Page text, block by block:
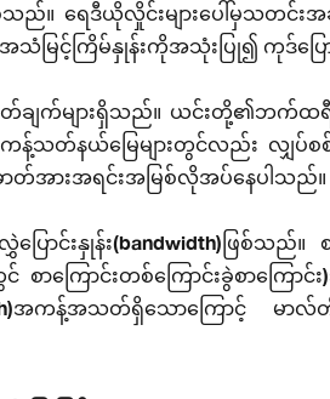
။ ရေဒီယိုလှိုင်းများပေါ်မှသတင်းအခ
ကြိမ်နှုန်းကိုအသုံးပြု၍ ကုဒ်ပြော
န့်သတ်ချက်များရှိသည်။ ယင်းတို့၏ဘက်
တ်နယ်မြေများတွင်လည်း လျှပ်စစ်မီ
တ်အားအရင်းအမြစ်လိုအပ်နေပါသည်။
င်းနှုန်း(bandwidth)ဖြစ်သည်။
စာကြောင်းတစ်ကြောင်းခွဲစာကြ
အကန့်အသတ်ရှိသောကြောင့် မာလ်တီမီ